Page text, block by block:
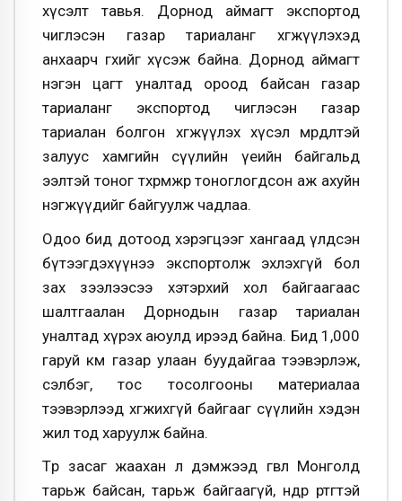
хүсэлт тавья. Дорнод аймагт экспортод
чиглэсэн газар тариаланг хөгжүүлэхэд
анхаарч өгөхийг хүсэж байна. Дорнод аймагт
нэгэн цагт уналтад ороод байсан газар
тариаланг экспортод чиглэсэн газар
тариалан болгон хөгжүүлэх хүсэл мөрөөдөлтэй
залуус хамгийн сүүлийн үеийн байгальд
ээлтэй тоног төхөөрөмжөөр тоноглогдсон аж ахуйн
нэгжүүдийг байгуулж чадлаа.
Одоо бид дотоод хэрэгцээг хангаад үлдсэн
бүтээгдэхүүнээ экспортолж эхлэхгүй бол
зах зээлээсээ хэтэрхий хол байгаагаас
шалтгаалан Дорнодын газар тариалан
уналтад хүрэх аюулд ирээд байна. Бид 1,000
гаруй км газар улаан буудайгаа тээвэрлэж,
сэлбэг, тос тосолгооны материалаа
тээвэрлээд хөгжихгүй байгааг сүүлийн хэдэн
жил тод харуулж байна.
Төр засаг жаахан л дэмжээд өгвөл Монголд
тарьж байсан, тарьж байгаагүй, өндөр өртөгтэй